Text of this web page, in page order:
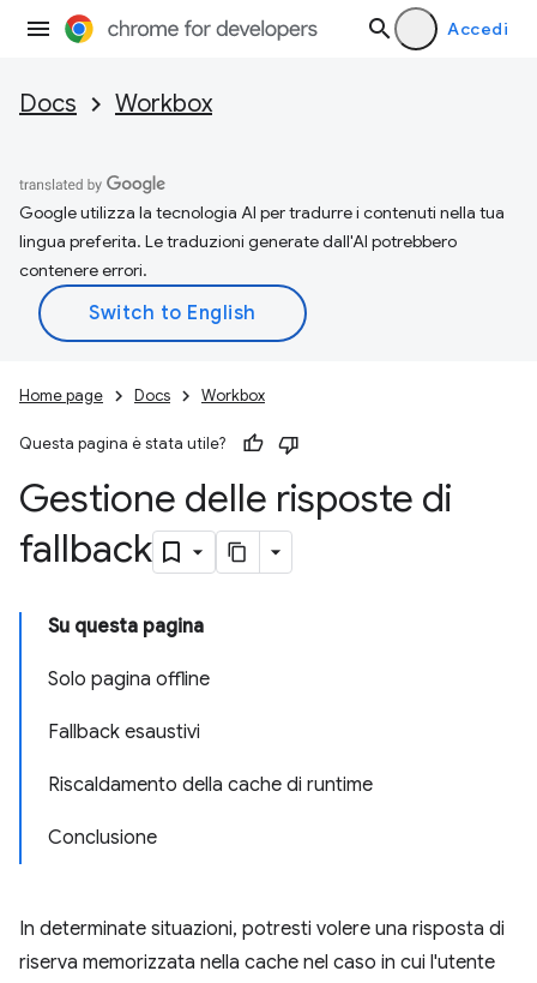
Accedi
Docs Workbox
Google utilizza la tecnologia AI per tradurre i contenuti nella tua
lingua preferita. Le traduzioni generate dall'AI potrebbero
contenere errori.
Home page Docs Workbox
Questa pagina è stata utile?
Gestione delle risposte di
fallback
Su questa pagina
Solo pagina offline
Fallback esaustivi
Riscaldamento della cache di runtime
Conclusione
In determinate situazioni, potresti volere una risposta di
riserva memorizzata nella cache nel caso in cui l'utente